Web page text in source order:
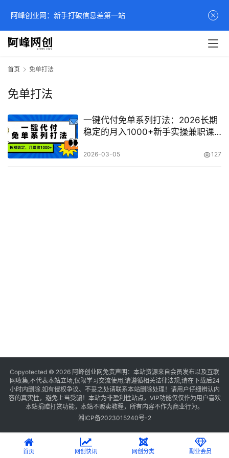
首页 免单打法
免单打法
一键代付免单系列打法：2026长期
稳定的月入1000+新手实操兼职课
2026-03-05 127
Copyotected © 2026 阿峰创业网 免责声明：本站资源来自会员发布以及互联
网收集,不代表本站立场,仅限学习交流使用,请遵循相关法律法规,请在下载后24
小时内删除.如有侵权争议、不妥之处请联系本站删除处理！请用户仔细辨认内
容的真实性，避免上当受骗！本站为非盈利性站点，VIP功能仅仅作为用户喜欢
本站捐赠打赏功能，本站不贩卖教程，所有内容不作为商业行为。
湘ICP备2023015240号-2
首页 网创快讯 网创分类 副业会员
阿峰创业网：新手打破信息差第一站